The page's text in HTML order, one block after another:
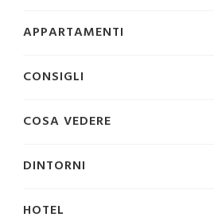
APPARTAMENTI
CONSIGLI
COSA VEDERE
DINTORNI
HOTEL